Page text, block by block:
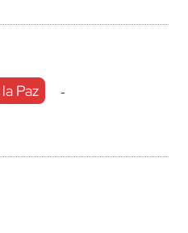
Paz -